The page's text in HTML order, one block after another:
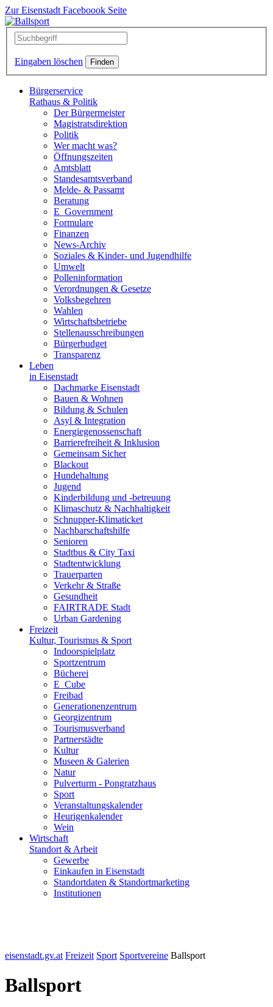
Zur Eisenstadt Faceboook Seite
Eingaben löschen
Bürgerservice
Rathaus & Politik
Der Bürgermeister
Magistratsdirektion
Politik
Wer macht was?
Öffnungszeiten
Amtsblatt
Standesamtsverband
Melde- & Passamt
Beratung
E_Government
Formulare
Finanzen
News-Archiv
Soziales & Kinder- und Jugendhilfe
Umwelt
Polleninformation
Verordnungen & Gesetze
Volksbegehren
Wahlen
Wirtschaftsbetriebe
Stellenausschreibungen
Bürgerbudget
Transparenz
Leben
in Eisenstadt
Dachmarke Eisenstadt
Bauen & Wohnen
Bildung & Schulen
Asyl & Integration
Energiegenossenschaft
Barrierefreiheit & Inklusion
Gemeinsam Sicher
Blackout
Hundehaltung
Jugend
Kinderbildung und -betreuung
Klimaschutz & Nachhaltigkeit
Schnupper-Klimaticket
Nachbarschaftshilfe
Senioren
Stadtbus & City Taxi
Stadtentwicklung
Trauerparten
Verkehr & Straße
Gesundheit
FAIRTRADE Stadt
Urban Gardening
Freizeit
Kultur, Tourismus & Sport
Indoorspielplatz
Sportzentrum
Bücherei
E_Cube
Freibad
Generationenzentrum
Georgizentrum
Tourismusverband
Partnerstädte
Kultur
Museen & Galerien
Natur
Pulverturm - Pongratzhaus
Sport
Veranstaltungskalender
Heurigenkalender
Wein
Wirtschaft
Standort & Arbeit
Gewerbe
Einkaufen in Eisenstadt
Standortdaten & Standortmarketing
Institutionen
eisenstadt.gv.at Freizeit Sport Sportvereine Ballsport
Ballsport